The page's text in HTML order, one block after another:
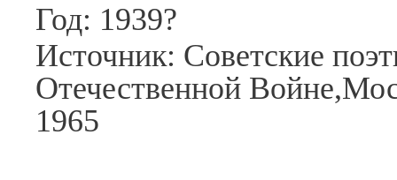
Год: 1939?
Источник: Советские
Отечественной
1965